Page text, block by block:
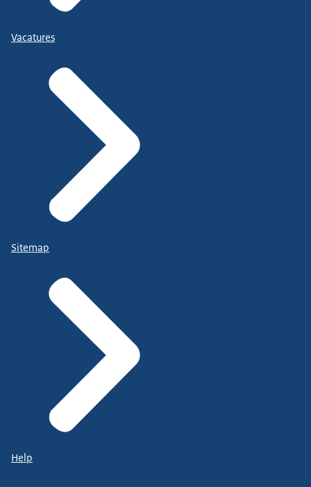
Vacatures
Sitemap
Help